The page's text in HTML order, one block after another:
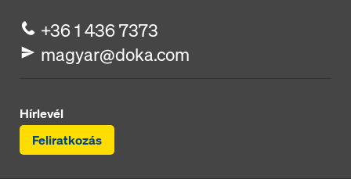
+36 1 436 7373
magyar@doka.com
Hírlevél
Feliratkozás